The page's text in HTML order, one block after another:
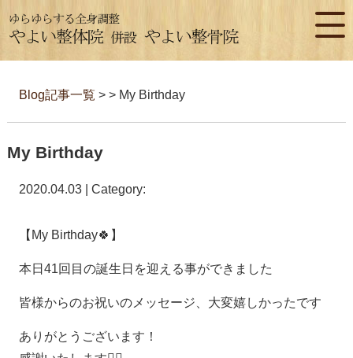
Blog記事一覧 > > My Birthday
My Birthday
2020.04.03 | Category:
【My Birthday🍀】
本日41回目の誕生日を迎える事ができました
皆様からのお祝いのメッセージ、大変嬉しかったです
ありがとうございます！